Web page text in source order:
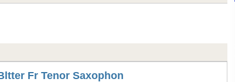
Fr Tenor Saxophon